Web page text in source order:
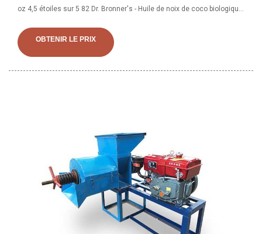
oz 4,5 étoiles sur 5 82 Dr. Bronner's - Huile de noix de coco biologique
cuisine, la pâtisserie, les cheveux et les cheveux. Corps, Vierge, Non
Raffiné & Fraîchement pressé, saveur douce, polyvalent,
OBTENIR LE PRIX